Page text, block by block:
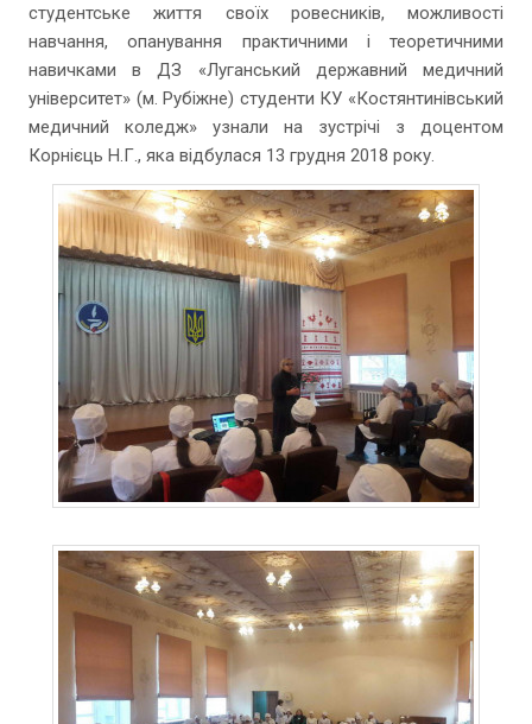
студентське життя своїх ровесників, можливості
навчання, опанування практичними і теоретичними
навичками в ДЗ «Луганський державний медичний
університет» (м. Рубіжне) студенти КУ «Костянтинівський
медичний коледж» узнали на зустрічі з доцентом
Корнієць Н.Г., яка відбулася 13 грудня 2018 року.